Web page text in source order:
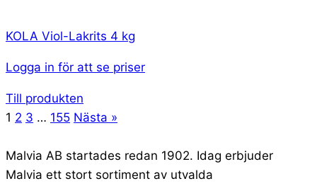
KOLA Viol-Lakrits 4 kg
Logga in för att se priser
Till produkten
1 2 3 … 155 Nästa »
Malvia AB startades redan 1902. Idag erbjuder
Malvia ett stort sortiment av utvalda